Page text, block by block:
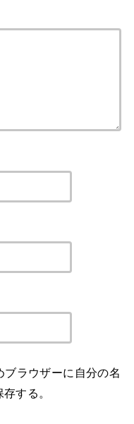
ラウザーに自分の名
する。